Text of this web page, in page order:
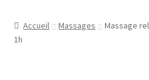
Accueil Massages
Massage
1h